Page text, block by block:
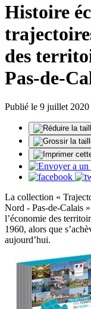
Histoire
des
Pas-de-
Publié le 9 juillet
La collection «
Nord - Pas-de-Calais
l’économie des
1960, alors que
aujourd’hui.